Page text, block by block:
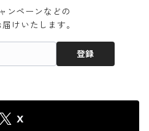
ンペーンなどの
けいたします。
登録
X